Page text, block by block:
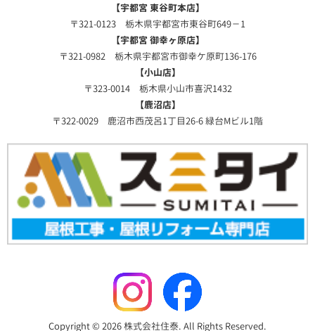
【宇都宮 東谷町本店】
〒321-0123 栃木県宇都宮市東谷町649－1
【宇都宮 御幸ヶ原店】
〒321-0982 栃木県宇都宮市御幸ケ原町136-176
【小山店】
〒323-0014 栃木県小山市喜沢1432
【鹿沼店】
〒322-0029 鹿沼市西茂呂1丁目26-6 緑台Mビル1階
Copyright © 2026 株式会社住泰. All Rights Reserved.